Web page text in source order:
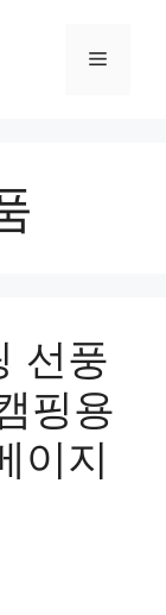
메
선풍
핑용
이지